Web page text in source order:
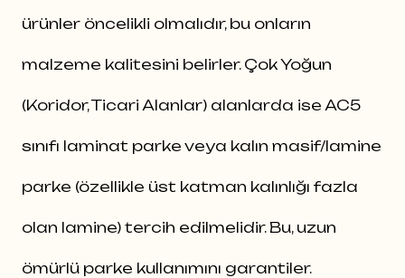
ürünler öncelikli olmalıdır, bu onların
malzeme kalitesini belirler. Çok Yoğun
(Koridor, Ticari Alanlar) alanlarda ise AC5
sınıfı laminat parke veya kalın masif/lamine
parke (özellikle üst katman kalınlığı fazla
olan lamine) tercih edilmelidir. Bu, uzun
ömürlü parke kullanımını garantiler.